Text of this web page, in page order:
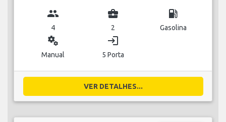
group
4
business_center
2
local_gas_station
Gasolina
miscellaneous_services
Manual
login
5 Porta
VER DETALHES...